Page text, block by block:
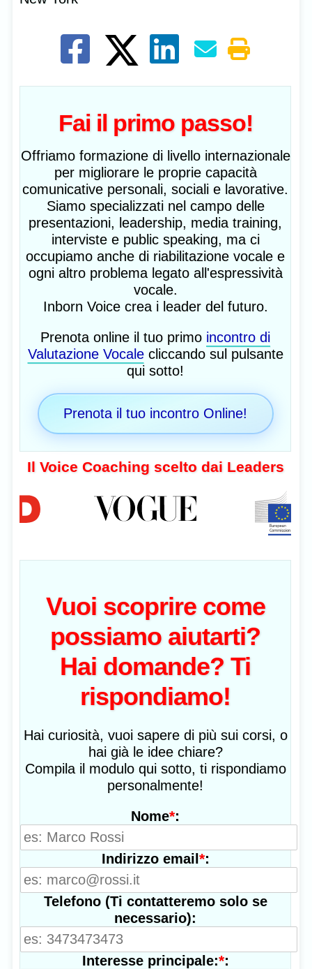
Fai il primo passo!
Offriamo formazione di livello internazionale
per migliorare le proprie capacità
comunicative personali, sociali e lavorative.
Siamo specializzati nel campo delle
presentazioni, leadership, media training,
interviste e public speaking, ma ci
occupiamo anche di riabilitazione vocale e
ogni altro problema legato all'espressività
vocale.
Inborn Voice crea i leader del futuro.
Prenota online il tuo primo incontro di
Valutazione Vocalecliccando sul pulsante
qui sotto!
Prenota il tuo incontro Online!
Il Voice Coaching scelto dai Leaders
Vuoi scoprire come
possiamo aiutarti?
Hai domande? Ti
rispondiamo!
Hai curiosità, vuoi sapere di più sui corsi, o
hai già le idee chiare?
Compila il modulo qui sotto, ti rispondiamo
personalmente!
Nome*:
Indirizzo email*:
Telefono (Ti contatteremo solo se
necessario):
Interesse principale:*: